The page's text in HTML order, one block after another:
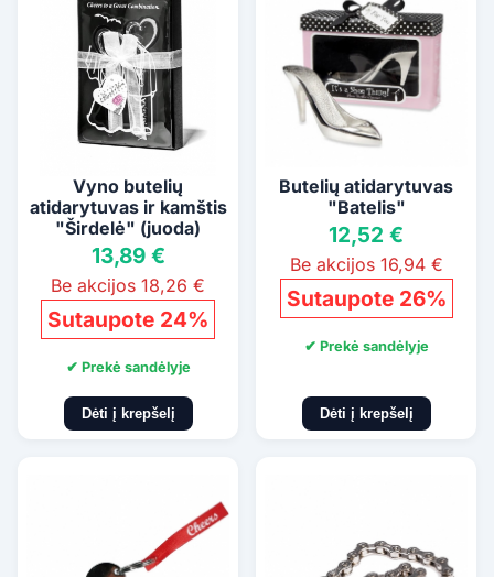
Vyno butelių
atidarytuvas ir kamštis
"Širdelė" (juoda)
13,89 €
Be akcijos 18,26 €
Sutaupote 24%
✔ Prekė sandėlyje
Dėti į krepšelį
Butelių atidarytuvas
"Batelis"
12,52 €
Be akcijos 16,94 €
Sutaupote 26%
✔ Prekė sandėlyje
Dėti į krepšelį